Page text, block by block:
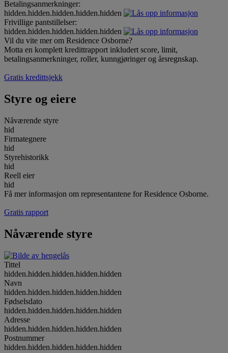
Betalingsanmerkninger:
hidden.hidden.hidden.hidden.hidden
Frivillige pantstillelser:
hidden.hidden.hidden.hidden.hidden
Vil du vite mer om Residence Osborne?
Motta en komplett kredittrapport inkludert score, limit,
betalingsanmerkninger, roller, kunngjøringer og årsregnskap.
Gratis kredittsjekk
Styre og eiere
Nåværende styre
hid
Firmategnere
hid
Styrehistorikk
hid
Reell eier
hid
Få mer informasjon om representantene for Residence Osborne.
Gratis rapport
Nåværende styre
Tittel
hidden.hidden.hidden.hidden.hidden
Navn
hidden.hidden.hidden.hidden.hidden
Fødselsdato
hidden.hidden.hidden.hidden.hidden
Adresse
hidden.hidden.hidden.hidden.hidden
Postnummer
hidden.hidden.hidden.hidden.hidden